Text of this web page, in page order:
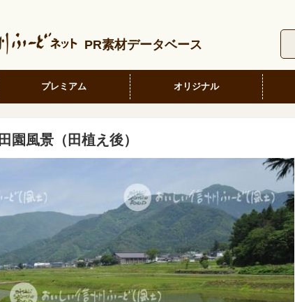
PR素材データベース
プレミアム オリジナル
園風景（田植え後）